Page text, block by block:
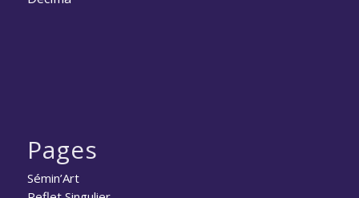
Pages
Sémin’Art